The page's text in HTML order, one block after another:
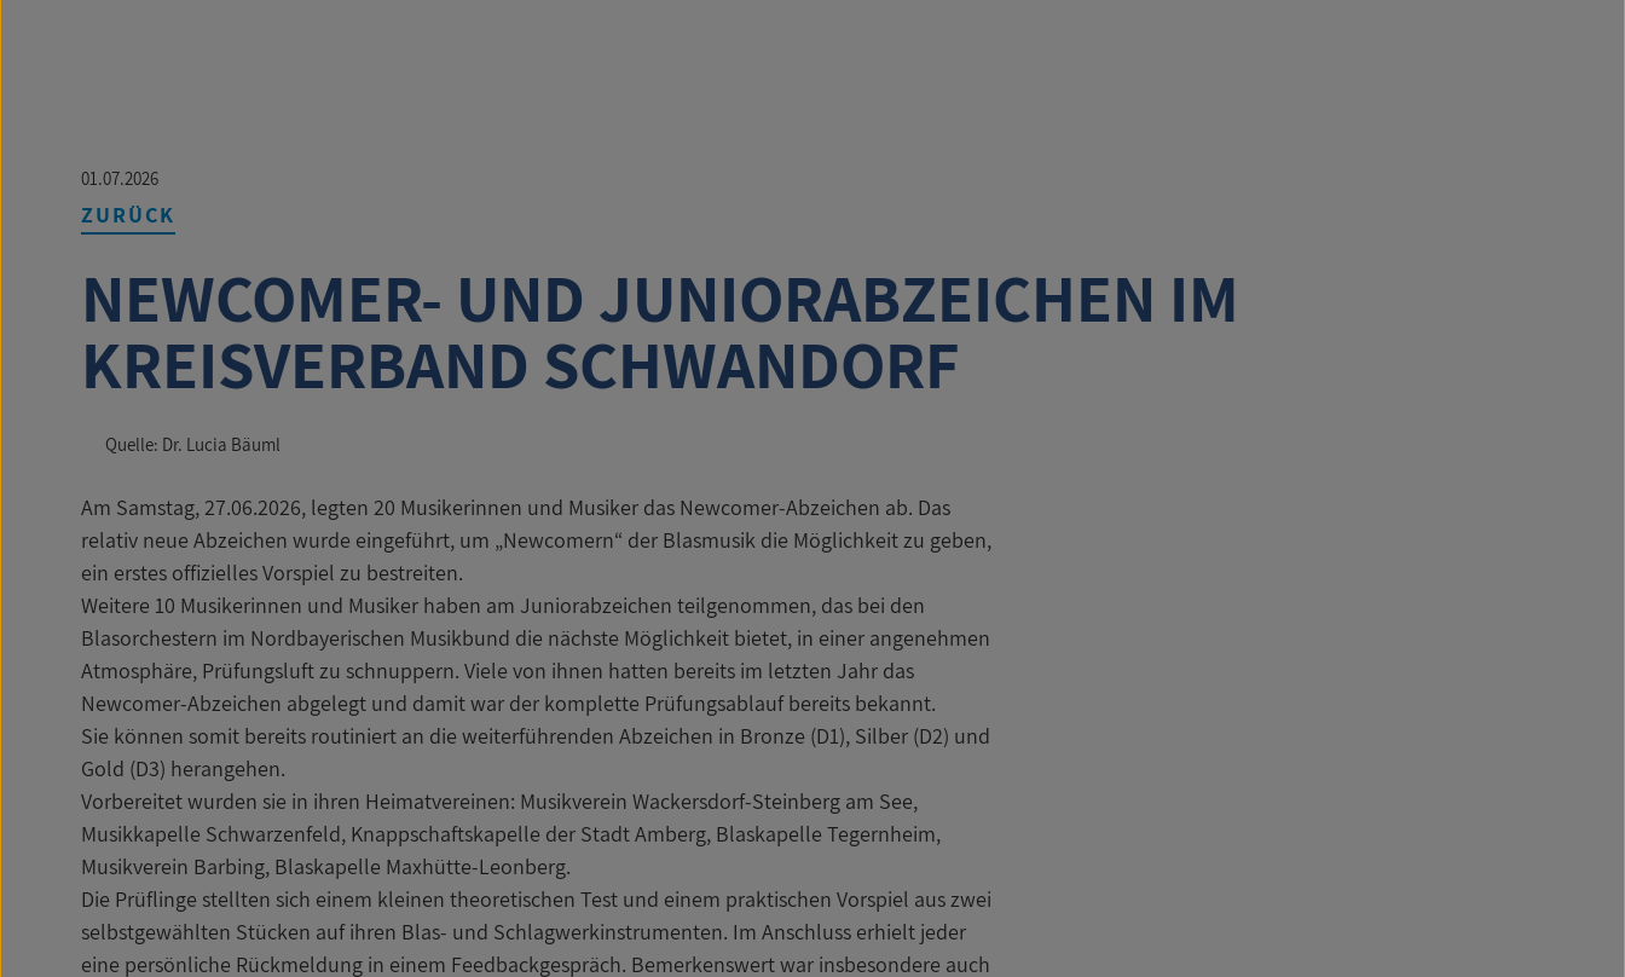
01.07.2026
ZURÜCK
NEWCOMER- UND JUNIORABZEICHEN IM
KREISVERBAND SCHWANDORF
Quelle: Dr. Lucia Bäuml
Am Samstag, 27.06.2026, legten 20 Musikerinnen und Musiker das Newcomer-Abzeichen ab. Das
relativ neue Abzeichen wurde eingeführt, um „Newcomern“ der Blasmusik die Möglichkeit zu geben,
ein erstes offizielles Vorspiel zu bestreiten.
Weitere 10 Musikerinnen und Musiker haben am Juniorabzeichen teilgenommen, das bei den
Blasorchestern im Nordbayerischen Musikbund die nächste Möglichkeit bietet, in einer angenehmen
Atmosphäre, Prüfungsluft zu schnuppern. Viele von ihnen hatten bereits im letzten Jahr das
Newcomer-Abzeichen abgelegt und damit war der komplette Prüfungsablauf bereits bekannt.
Sie können somit bereits routiniert an die weiterführenden Abzeichen in Bronze (D1), Silber (D2) und
Gold (D3) herangehen.
Vorbereitet wurden sie in ihren Heimatvereinen: Musikverein Wackersdorf-Steinberg am See,
Musikkapelle Schwarzenfeld, Knappschaftskapelle der Stadt Amberg, Blaskapelle Tegernheim,
Musikverein Barbing, Blaskapelle Maxhütte-Leonberg.
Die Prüflinge stellten sich einem kleinen theoretischen Test und einem praktischen Vorspiel aus zwei
selbstgewählten Stücken auf ihren Blas- und Schlagwerkinstrumenten. Im Anschluss erhielt jeder
eine persönliche Rückmeldung in einem Feedbackgespräch. Bemerkenswert war insbesondere auch